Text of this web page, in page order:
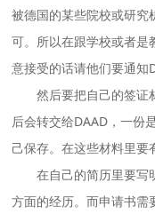
被德国的某些院校或研究
可。所以在跟学校或者是
意接受的话请他们要通知
然后要把自己的签证
后会转交给DAAD，一份
己保存。在这些材料里要
在自己的简历里要写
方面的经历。而申请书需